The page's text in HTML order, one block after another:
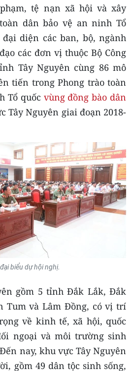
nghệ
phía Bắc
Long
tệ nạn xã hội và xây
dân bảo vệ an ninh Tổ
diện các ban, bộ, ngành
các đơn vị thuộc Bộ Công
Tây Nguyên cùng 86 mô
tiến trong Phong trào toàn
Tổ quốc vùng đồng bào dân
Tây Nguyên giai đoạn 2018-
biểu dự hội nghị.
gồm 5 tỉnh Đắk Lắk, Đắk
Tum và Lâm Đồng, có vị trí
về kinh tế, xã hội, quốc
ngoại và môi trường sinh
nay, khu vực Tây Nguyên
gồm 49 dân tộc sinh sống,